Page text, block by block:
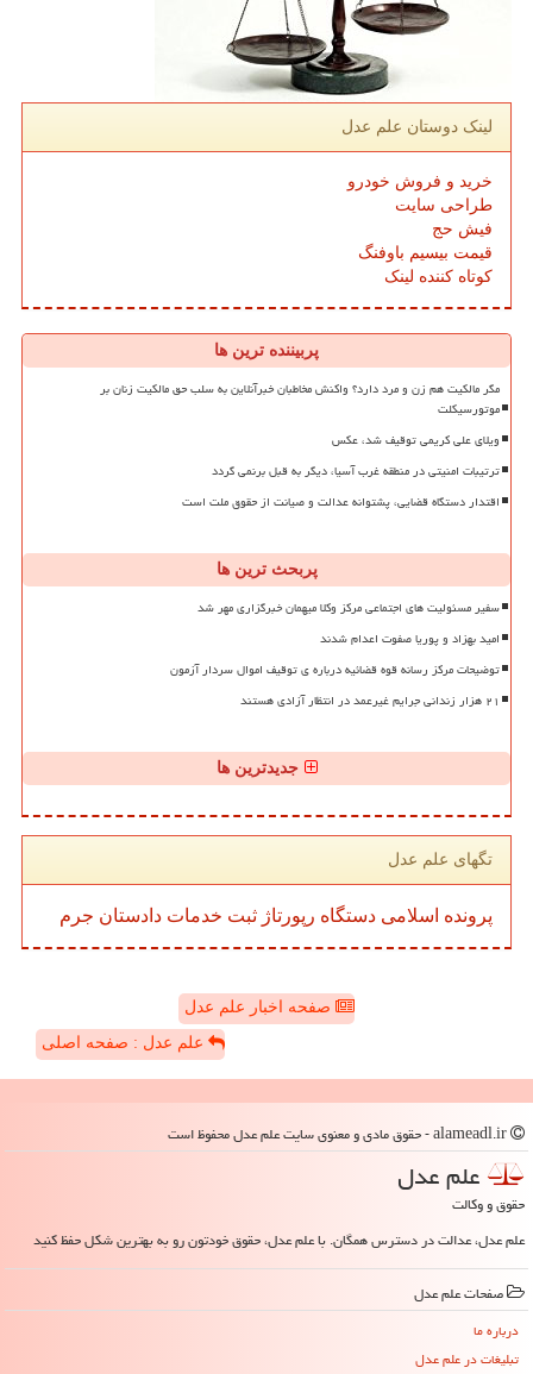
لینک دوستان علم عدل
خرید و فروش خودرو
طراحی سایت
فیش حج
قیمت بیسیم باوفنگ
کوتاه کننده لینک
پربیننده ترین ها
مگر مالکیت هم زن و مرد دارد؟ واکنش مخاطبان خبرآنلاین به سلب حق مالکیت زنان بر
موتورسیکلت
ویلای علی کریمی توقیف شد، عکس
ترتیبات امنیتی در منطقه غرب آسیا، دیگر به قبل برنمی گردد
اقتدار دستگاه قضایی، پشتوانه عدالت و صیانت از حقوق ملت است
پربحث ترین ها
سفیر مسئولیت های اجتماعی مرکز وکلا میهمان خبرگزاری مهر شد
امید بهزاد و پوریا صفوت اعدام شدند
توضیحات مرکز رسانه قوه قضائیه درباره ی توقیف اموال سردار آزمون
۲۱ هزار زندانی جرایم غیرعمد در انتظار آزادی هستند
جدیدترین ها
تگهای علم عدل
پرونده اسلامی دستگاه رپورتاژ ثبت خدمات دادستان جرم
صفحه اخبار علم عدل
علم عدل : صفحه اصلی
علم عدل
حقوق و وکالت
علم عدل، عدالت در دسترس همگان. با علم عدل، حقوق خودتون رو به بهترین شکل حفظ کنید
صفحات علم عدل
درباره ما
تبلیغات در علم عدل